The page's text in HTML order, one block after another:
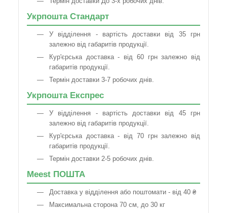
Укрпошта Стандарт
У відділення - вартість доставки від 35 грн
залежно від габаритів продукції.
Кур'єрська доставка - від 60 грн залежно від
габаритів продукції.
Термін доставки 3-7 робочих днів.
Укрпошта Експрес
У відділення - вартість доставки від 45 грн
залежно від габаритів продукції.
Кур'єрська доставка - від 70 грн залежно від
габаритів продукції.
Термін доставки 2-5 робочих днів.
Meest ПОШТА
Доставка у відділення або поштомати - від 40 ₴
Максимальна сторона 70 см, до 30 кг